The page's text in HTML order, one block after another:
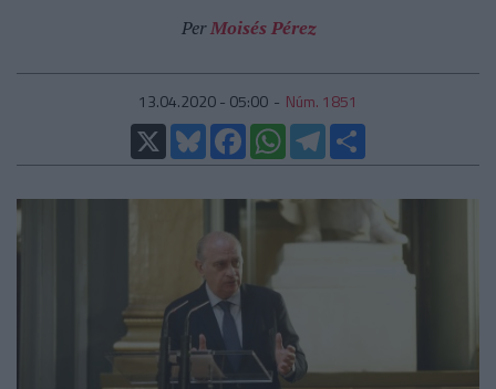
PerMoisés Pérez
13.04.2020 - 05:00
Núm. 1851
X
BlueskyFacebookWhatsAppTelegram